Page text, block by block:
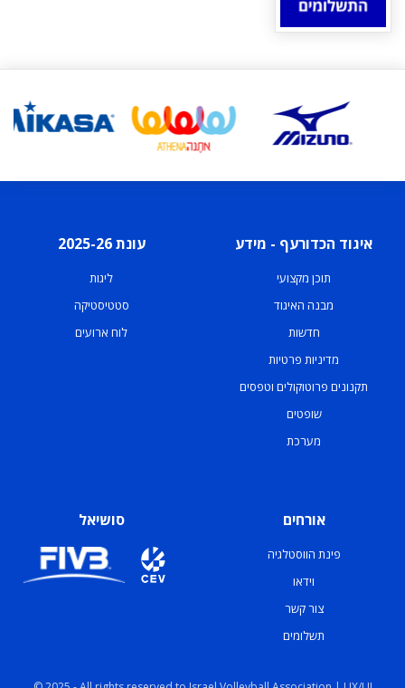
איגוד הכדורעף - מידע
תוכן מקצועי
מבנה האיגוד
חדשות
מדיניות פרטיות
תקנונים פרוטוקולים וטפסים
שופטים
מערכת
עונת 2025-26
ליגות
סטטיסטיקה
לוח ארועים
אורחים
פינת הווסטלגיה
וידאו
צור קשר
תשלומים
סושיאל